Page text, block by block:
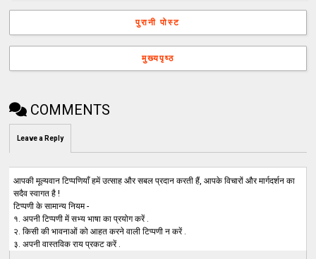
पुरानी पोस्ट
मुख्यपृष्ठ
COMMENTS
Leave a Reply
आपकी मूल्यवान टिप्पणियाँ हमें उत्साह और सबल प्रदान करती हैं, आपके विचारों और मार्गदर्शन का
सदैव स्वागत है !
टिप्पणी के सामान्य नियम -
१. अपनी टिप्पणी में सभ्य भाषा का प्रयोग करें .
२. किसी की भावनाओं को आहत करने वाली टिप्पणी न करें .
३. अपनी वास्तविक राय प्रकट करें .